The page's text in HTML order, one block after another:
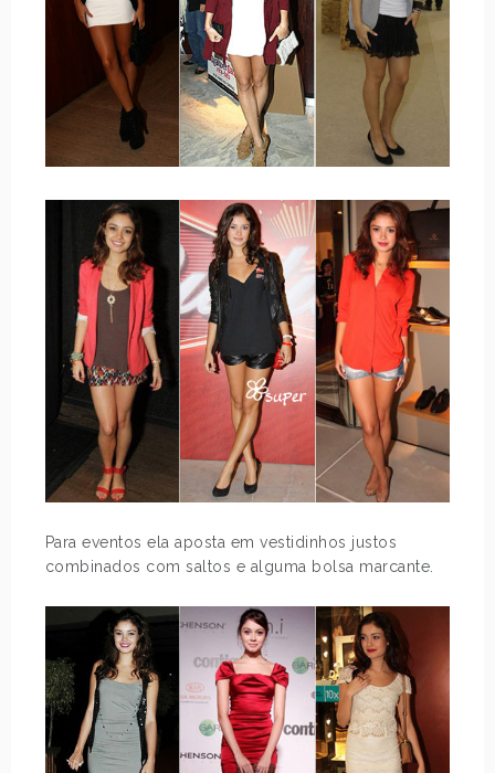
Para eventos ela aposta em vestidinhos justos
combinados com saltos e alguma bolsa marcante.